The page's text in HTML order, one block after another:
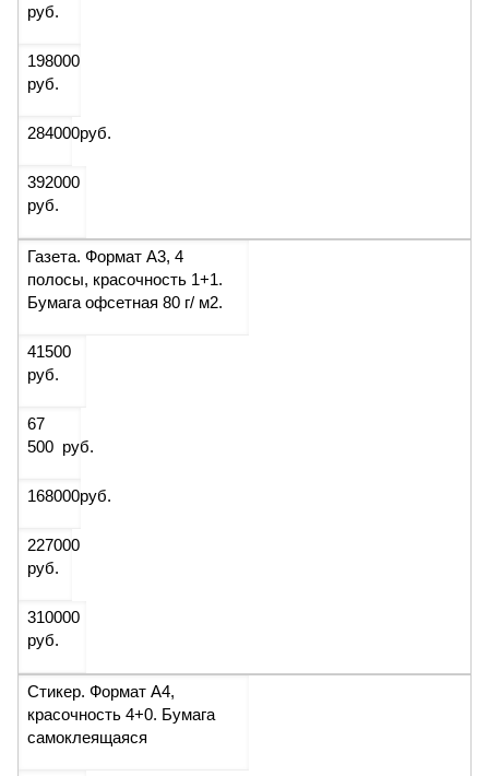
руб.
198000
руб.
284000руб.
392000
руб.
Газета. Формат А3, 4
полосы, красочность 1+1.
Бумага офсетная 80 г/ м2.
41500
руб.
67
500 руб.
168000руб.
227000
руб.
310000
руб.
Стикер. Формат А4,
красочность 4+0. Бумага
самоклеящаяся